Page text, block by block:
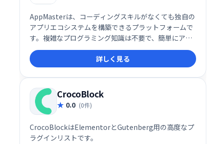
AppMasterは、コーディングスキルがなくても独自の
アプリエコシステムを構築できるプラットフォームで
す。複雑なプログラミング知識は不要で、簡単にアプ
リ開発を始められます。直感的なインターフェース
で、効率的な開発と迅速なリリースを実現します。 あ
なたのビジネスを加速させる、革新的なアプリ開発ソ
リューションです。
詳しく見る
CrocoBlock
0.0 (0件)
CrocoBlockはElementorとGutenberg用の高度なプ
ラグインリストです。